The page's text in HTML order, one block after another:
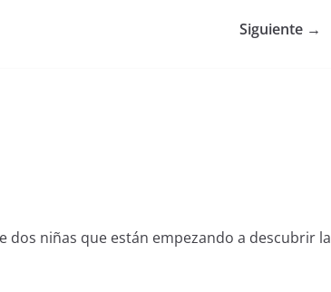
Siguiente →
niñas que están empezando a descubrir la